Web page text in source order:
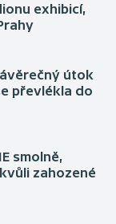
exhibicí,
útok
převlékla do
smolně,
zahozené